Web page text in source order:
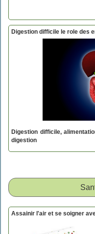
Digestion difficile le role des
Digestion difficile,
digestion
Assainir l'air et se soigner